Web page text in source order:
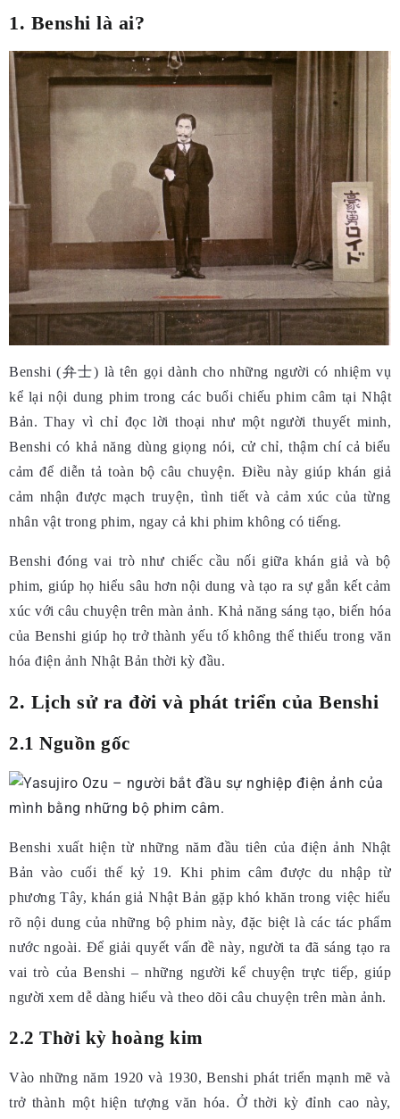
1. Benshi là ai?
Benshi (弁士) là tên gọi dành cho những người có nhiệm vụ
kể lại nội dung phim trong các buổi chiếu phim câm tại Nhật
Bản. Thay vì chỉ đọc lời thoại như một người thuyết minh,
Benshi có khả năng dùng giọng nói, cử chỉ, thậm chí cả biểu
cảm để diễn tả toàn bộ câu chuyện. Điều này giúp khán giả
cảm nhận được mạch truyện, tình tiết và cảm xúc của từng
nhân vật trong phim, ngay cả khi phim không có tiếng.
Benshi đóng vai trò như chiếc cầu nối giữa khán giả và bộ
phim, giúp họ hiểu sâu hơn nội dung và tạo ra sự gắn kết cảm
xúc với câu chuyện trên màn ảnh. Khả năng sáng tạo, biến hóa
của Benshi giúp họ trở thành yếu tố không thể thiếu trong văn
hóa điện ảnh Nhật Bản thời kỳ đầu.
2. Lịch sử ra đời và phát triển của Benshi
2.1 Nguồn gốc
Benshi xuất hiện từ những năm đầu tiên của điện ảnh Nhật
Bản vào cuối thế kỷ 19. Khi phim câm được du nhập từ
phương Tây, khán giả Nhật Bản gặp khó khăn trong việc hiểu
rõ nội dung của những bộ phim này, đặc biệt là các tác phẩm
nước ngoài. Để giải quyết vấn đề này, người ta đã sáng tạo ra
vai trò của Benshi – những người kể chuyện trực tiếp, giúp
người xem dễ dàng hiểu và theo dõi câu chuyện trên màn ảnh.
2.2 Thời kỳ hoàng kim
Vào những năm 1920 và 1930, Benshi phát triển mạnh mẽ và
trở thành một hiện tượng văn hóa. Ở thời kỳ đỉnh cao này,